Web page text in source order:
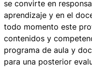
se convirte en
aprendizaje y en el
todo momento este
contenidos y
programa de aula y
para una posterior